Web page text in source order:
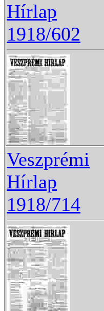
Hírlap
1918/602
Veszprémi
Hírlap
1918/714